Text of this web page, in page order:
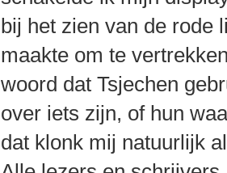
bij het zien van de rode
maakte om te
woord dat Tsjechen
over iets zijn, of hun
dat klonk mij natuurlijk